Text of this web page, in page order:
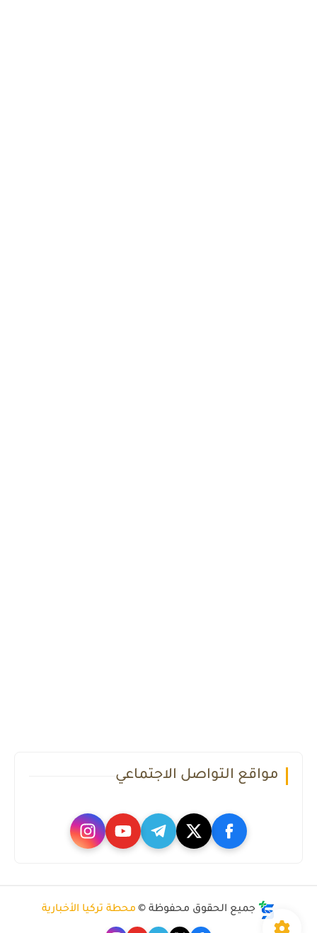
مواقع التواصل الاجتماعي
جميع الحقوق محفوظة © محطة تركيا الأخبارية